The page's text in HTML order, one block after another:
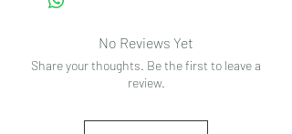
🔸Lungime: 7725 mm
🔸Inaltime: 2960 mm
🔸Greutate: 6150 kg
🔸Greutate maxima: 25650 kg
No Reviews Yet
Share your thoughts. Be the first to leave a
review.